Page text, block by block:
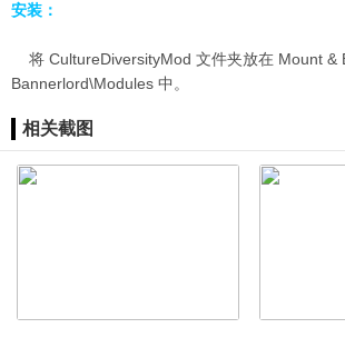
安装：
将 CultureDiversityMod 文件夹放在 Mount &
Bannerlord\Modules 中。
相关截图